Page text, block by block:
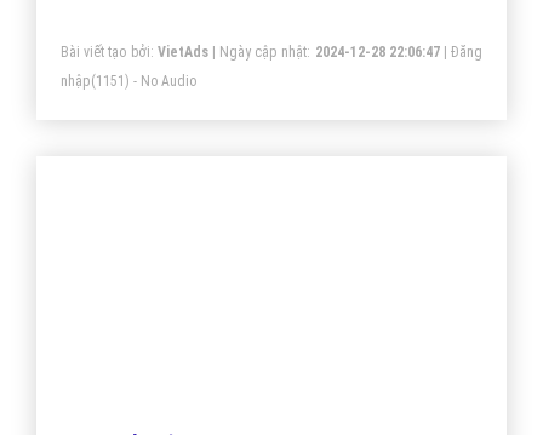
Bài viết tạo bởi: VietAds| Ngày cập nhật: 2024-12-28 22:06:47|Đăng
nhập(1151) - No Audio